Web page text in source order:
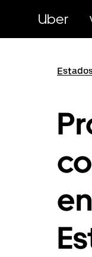
contenido
principal
Uber